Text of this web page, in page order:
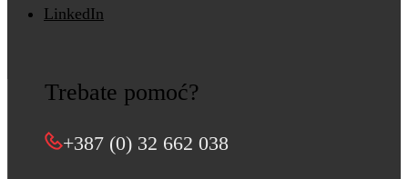
LinkedIn
Trebate pomoć?
+387 (0) 32 662 038